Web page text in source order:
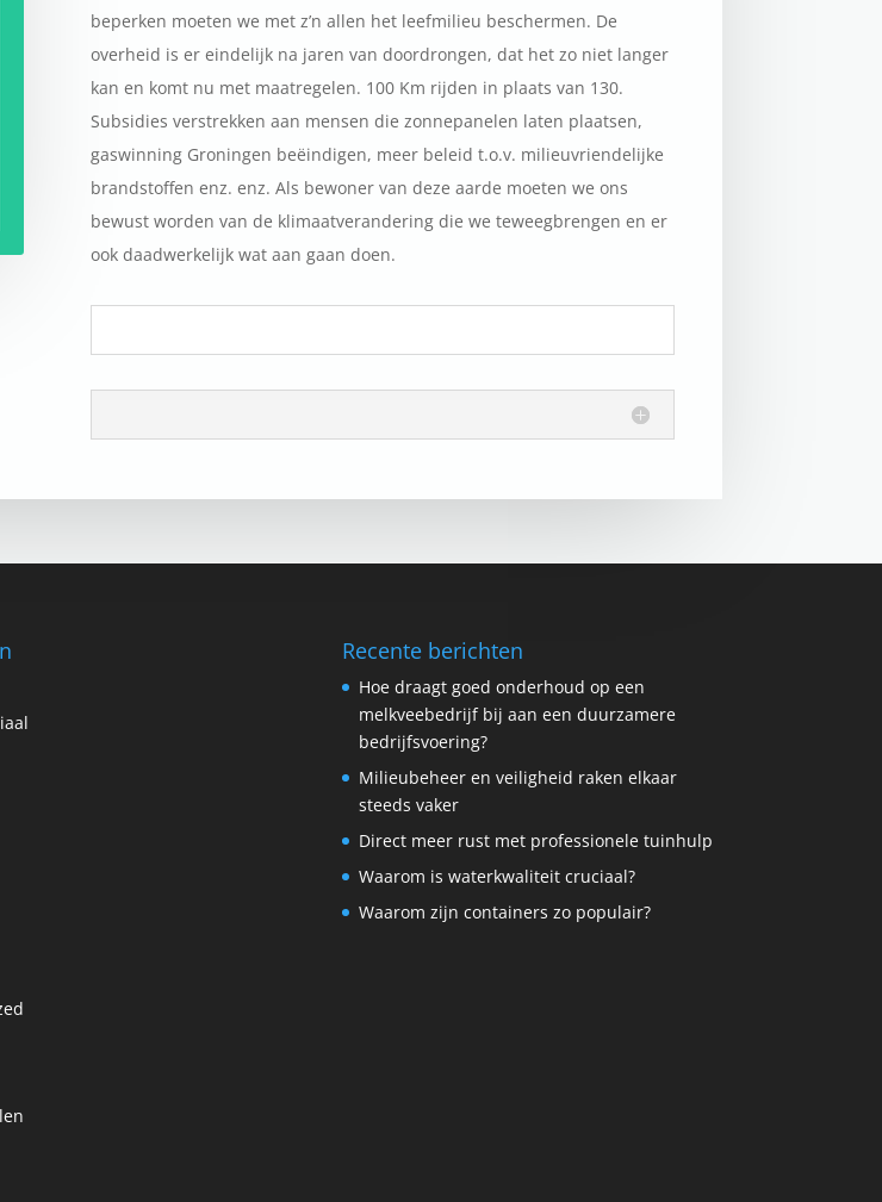
beperken moeten we met z’n allen het leefmilieu beschermen. De
overheid is er eindelijk na jaren van doordrongen, dat het zo niet langer
kan en komt nu met maatregelen. 100 Km rijden in plaats van 130.
Subsidies verstrekken aan mensen die zonnepanelen laten plaatsen,
gaswinning Groningen beëindigen, meer beleid t.o.v. milieuvriendelijke
brandstoffen enz. enz. Als bewoner van deze aarde moeten we ons
bewust worden van de klimaatverandering die we teweegbrengen en er
ook daadwerkelijk wat aan gaan doen.
Recente berichten
Hoe draagt goed onderhoud op een
melkveebedrijf bij aan een duurzamere
bedrijfsvoering?
Milieubeheer en veiligheid raken elkaar
steeds vaker
Direct meer rust met professionele tuinhulp
Waarom is waterkwaliteit cruciaal?
Waarom zijn containers zo populair?